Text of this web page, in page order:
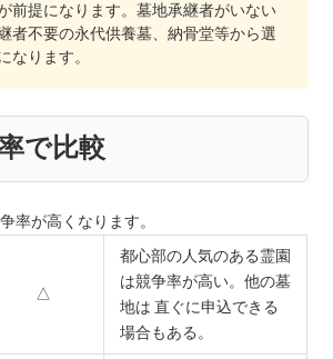
前提になります。墓地承継者がいない
者不要の永代供養墓、納骨堂等から選
なります。
で比較
率が高くなります。
△
都心部の人気のある霊園
は競争率が高い。他の墓
地は 直ぐに申込できる
場合もある。